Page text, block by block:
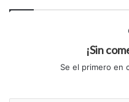
¡Sin
Se el primero en